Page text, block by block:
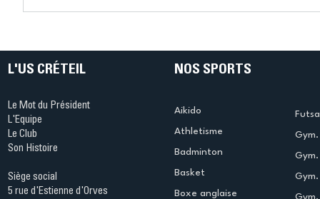
L'US CRÉTEIL
Le Mot du Président
L'Equipe
Le Club
Son Histoire
Siège social
5 rue d'Estienne d'Orves
NOS SPORTS
Aikido
Athletisme
Badminton
Basket
Boxe anglaise